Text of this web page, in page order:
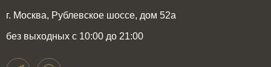
г. Москва, Рублевское шоссе, дом 52а
без выходных с 10:00 до 21:00